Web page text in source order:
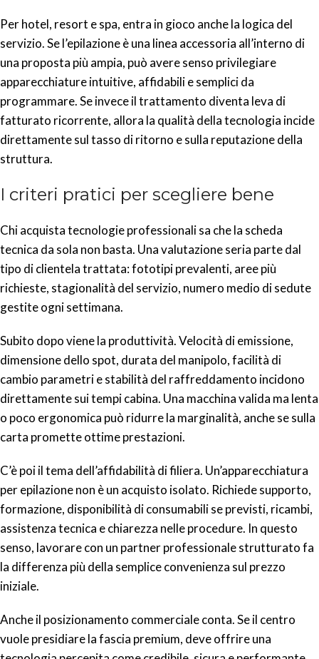
Per hotel, resort e spa, entra in gioco anche la logica del
servizio. Se l’epilazione è una linea accessoria all’interno di
una proposta più ampia, può avere senso privilegiare
apparecchiature intuitive, affidabili e semplici da
programmare. Se invece il trattamento diventa leva di
fatturato ricorrente, allora la qualità della tecnologia incide
direttamente sul tasso di ritorno e sulla reputazione della
struttura.
I criteri pratici per scegliere bene
Chi acquista tecnologie professionali sa che la scheda
tecnica da sola non basta. Una valutazione seria parte dal
tipo di clientela trattata: fototipi prevalenti, aree più
richieste, stagionalità del servizio, numero medio di sedute
gestite ogni settimana.
Subito dopo viene la produttività. Velocità di emissione,
dimensione dello spot, durata del manipolo, facilità di
cambio parametri e stabilità del raffreddamento incidono
direttamente sui tempi cabina. Una macchina valida ma lenta
o poco ergonomica può ridurre la marginalità, anche se sulla
carta promette ottime prestazioni.
C’è poi il tema dell’affidabilità di filiera. Un’apparecchiatura
per epilazione non è un acquisto isolato. Richiede supporto,
formazione, disponibilità di consumabili se previsti, ricambi,
assistenza tecnica e chiarezza nelle procedure. In questo
senso, lavorare con un partner professionale strutturato fa
la differenza più della semplice convenienza sul prezzo
iniziale.
Anche il posizionamento commerciale conta. Se il centro
vuole presidiare la fascia premium, deve offrire una